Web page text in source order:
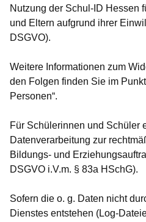
Nutzung der Schul-ID Hessen
und Eltern aufgrund ihrer
DSGVO).
Weitere Informationen zum
den Folgen finden Sie im
Personen“.
Für Schülerinnen und Schüler
Datenverarbeitung zur
Bildungs- und
DSGVO i.V.m. § 83a HSchG).
Sofern die o. g. Daten nicht
Dienstes entstehen (Log-